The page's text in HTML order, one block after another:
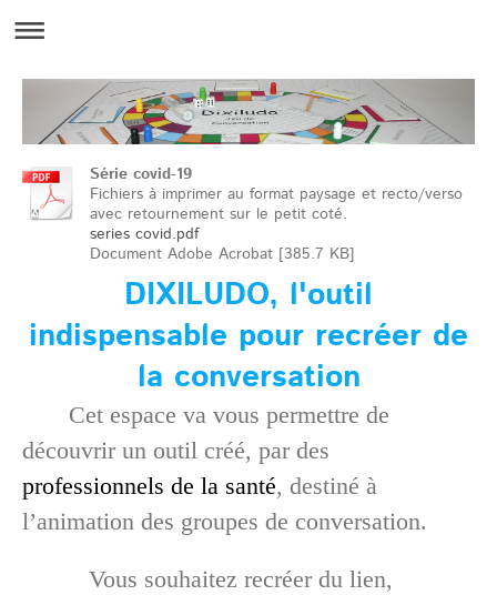
Série covid-19
Fichiers à imprimer au format paysage et recto/verso
avec retournement sur le petit coté.
series covid.pdf
Document Adobe Acrobat [385.7 KB]
DIXILUDO, l'outil
indispensable pour recréer de
la conversation
Cet espace va vous permettre de
découvrir un outil créé, par des
professionnels de la santé, destiné à
l’animation des groupes de conversation.
Vous souhaitez recréer du lien,